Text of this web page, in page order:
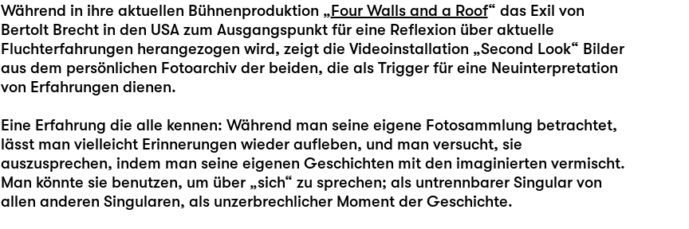
Während in ihre aktuellen Bühnenproduktion „Four Walls and a Roof“ das Exil von
Bertolt Brecht in den USA zum Ausgangspunkt für eine Reflexion über aktuelle
Fluchterfahrungen herangezogen wird, zeigt die Videoinstallation „Second Look“ Bilder
aus dem persönlichen Fotoarchiv der beiden, die als Trigger für eine Neuinterpretation
von Erfahrungen dienen.
Eine Erfahrung die alle kennen: Während man seine eigene Fotosammlung betrachtet,
lässt man vielleicht Erinnerungen wieder aufleben, und man versucht, sie
auszusprechen, indem man seine eigenen Geschichten mit den imaginierten vermischt.
Man könnte sie benutzen, um über „sich“ zu sprechen; als untrennbarer Singular von
allen anderen Singularen, als unzerbrechlicher Moment der Geschichte.